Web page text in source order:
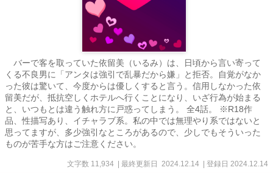
バーで客を取っていた依留美（いるみ）は、日頃から言い寄って
くる不良男に「アンタは強引で乱暴だから嫌」と拒否。自覚がなか
った彼は驚いて、今度からは優しくすると言う。信用しなかった依
留美だが、抵抗空しくホテルへ行くことになり、いざ行為が始まる
と、いつもとは違う触れ方に戸惑ってしまう。 全4話。 ※R18作
品、性描写あり、イチャラブ系。私の中では無理やり系ではないと
思ってますが、多少強引なところがあるので、少しでもそういった
ものが苦手な方はご注意ください。
文字数 11,934 | 最終更新日 2024.12.14 | 登録日 2024.12.14